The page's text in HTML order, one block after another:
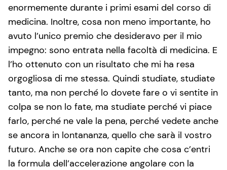
enormemente durante i primi esami del corso di
medicina. Inoltre, cosa non meno importante, ho
avuto l’unico premio che desideravo per il mio
impegno: sono entrata nella facoltà di medicina. E
l’ho ottenuto con un risultato che mi ha resa
orgogliosa di me stessa. Quindi studiate, studiate
tanto, ma non perché lo dovete fare o vi sentite in
colpa se non lo fate, ma studiate perché vi piace
farlo, perché ne vale la pena, perché vedete anche
se ancora in lontananza, quello che sarà il vostro
futuro. Anche se ora non capite che cosa c’entri
la formula dell’accelerazione angolare con la